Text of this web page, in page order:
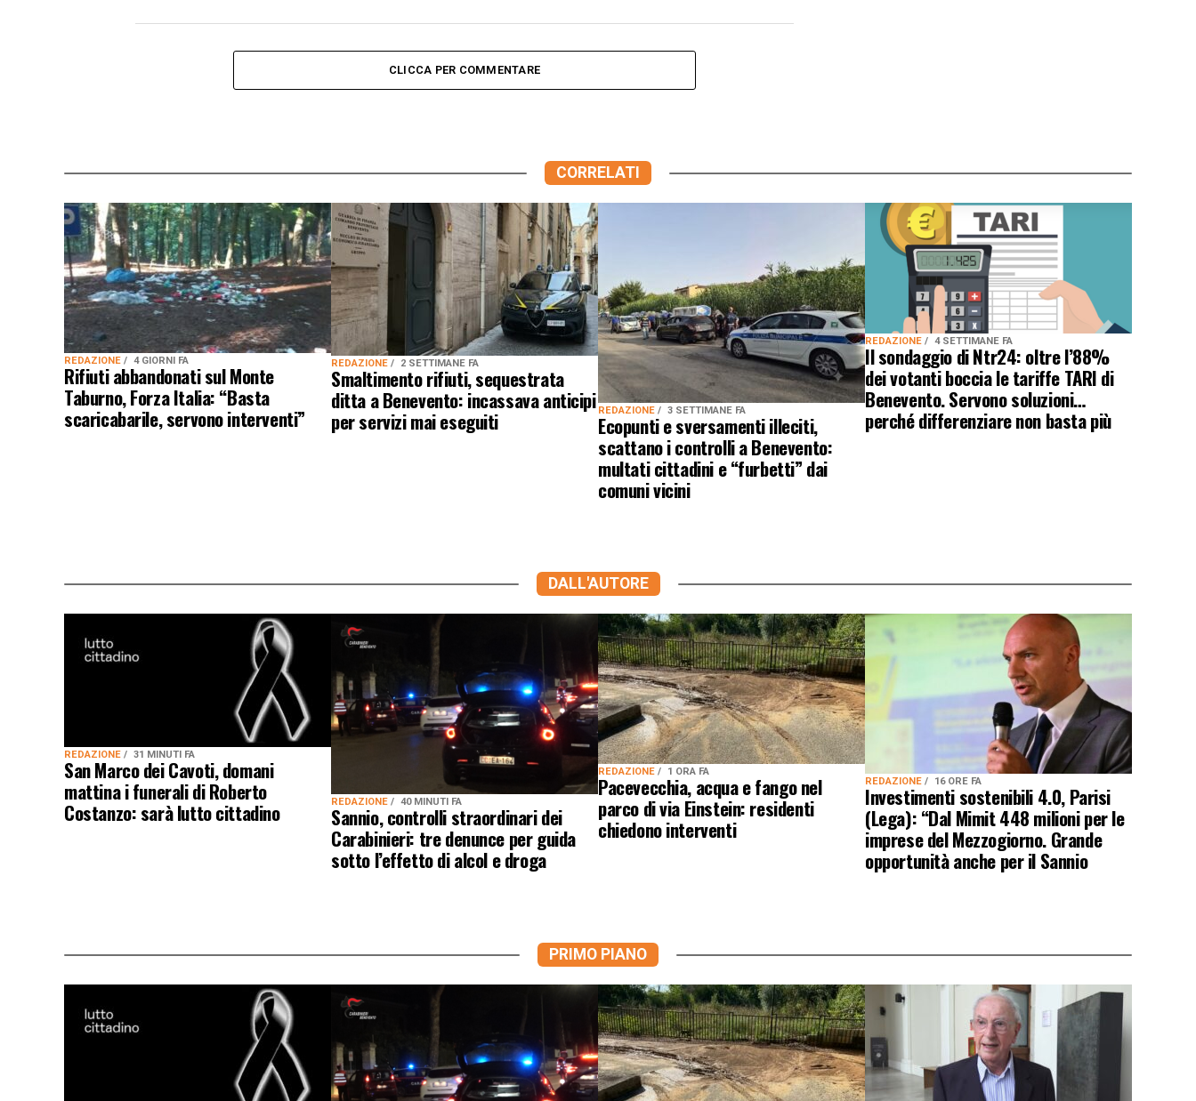
CLICCA PER COMMENTARE
CORRELATI
REDAZIONE 4 GIORNI FA
Rifiuti abbandonati sul Monte
Taburno, Forza Italia: “Basta
scaricabarile, servono interventi”
REDAZIONE 2 SETTIMANE FA
Smaltimento rifiuti, sequestrata
ditta a Benevento: incassava anticipi
per servizi mai eseguiti REDAZIONE 3 SETTIMANE FA
Ecopunti e sversamenti illeciti,
scattano i controlli a Benevento:
multati cittadini e “furbetti” dai
comuni vicini
REDAZIONE 4 SETTIMANE FA
Il sondaggio di Ntr24: oltre l’88%
dei votanti boccia le tariffe TARI di
Benevento. Servono soluzioni…
perché differenziare non basta più
DALL'AUTORE
REDAZIONE 31 MINUTI FA
San Marco dei Cavoti, domani
mattina i funerali di Roberto
Costanzo: sarà lutto cittadino REDAZIONE 40 MINUTI FA
Sannio, controlli straordinari dei
Carabinieri: tre denunce per guida
sotto l’effetto di alcol e droga
REDAZIONE 1 ORA FA
Pacevecchia, acqua e fango nel
parco di via Einstein: residenti
chiedono interventi
REDAZIONE 16 ORE FA
Investimenti sostenibili 4.0, Parisi
(Lega): “Dal Mimit 448 milioni per le
imprese del Mezzogiorno. Grande
opportunità anche per il Sannio
PRIMO PIANO